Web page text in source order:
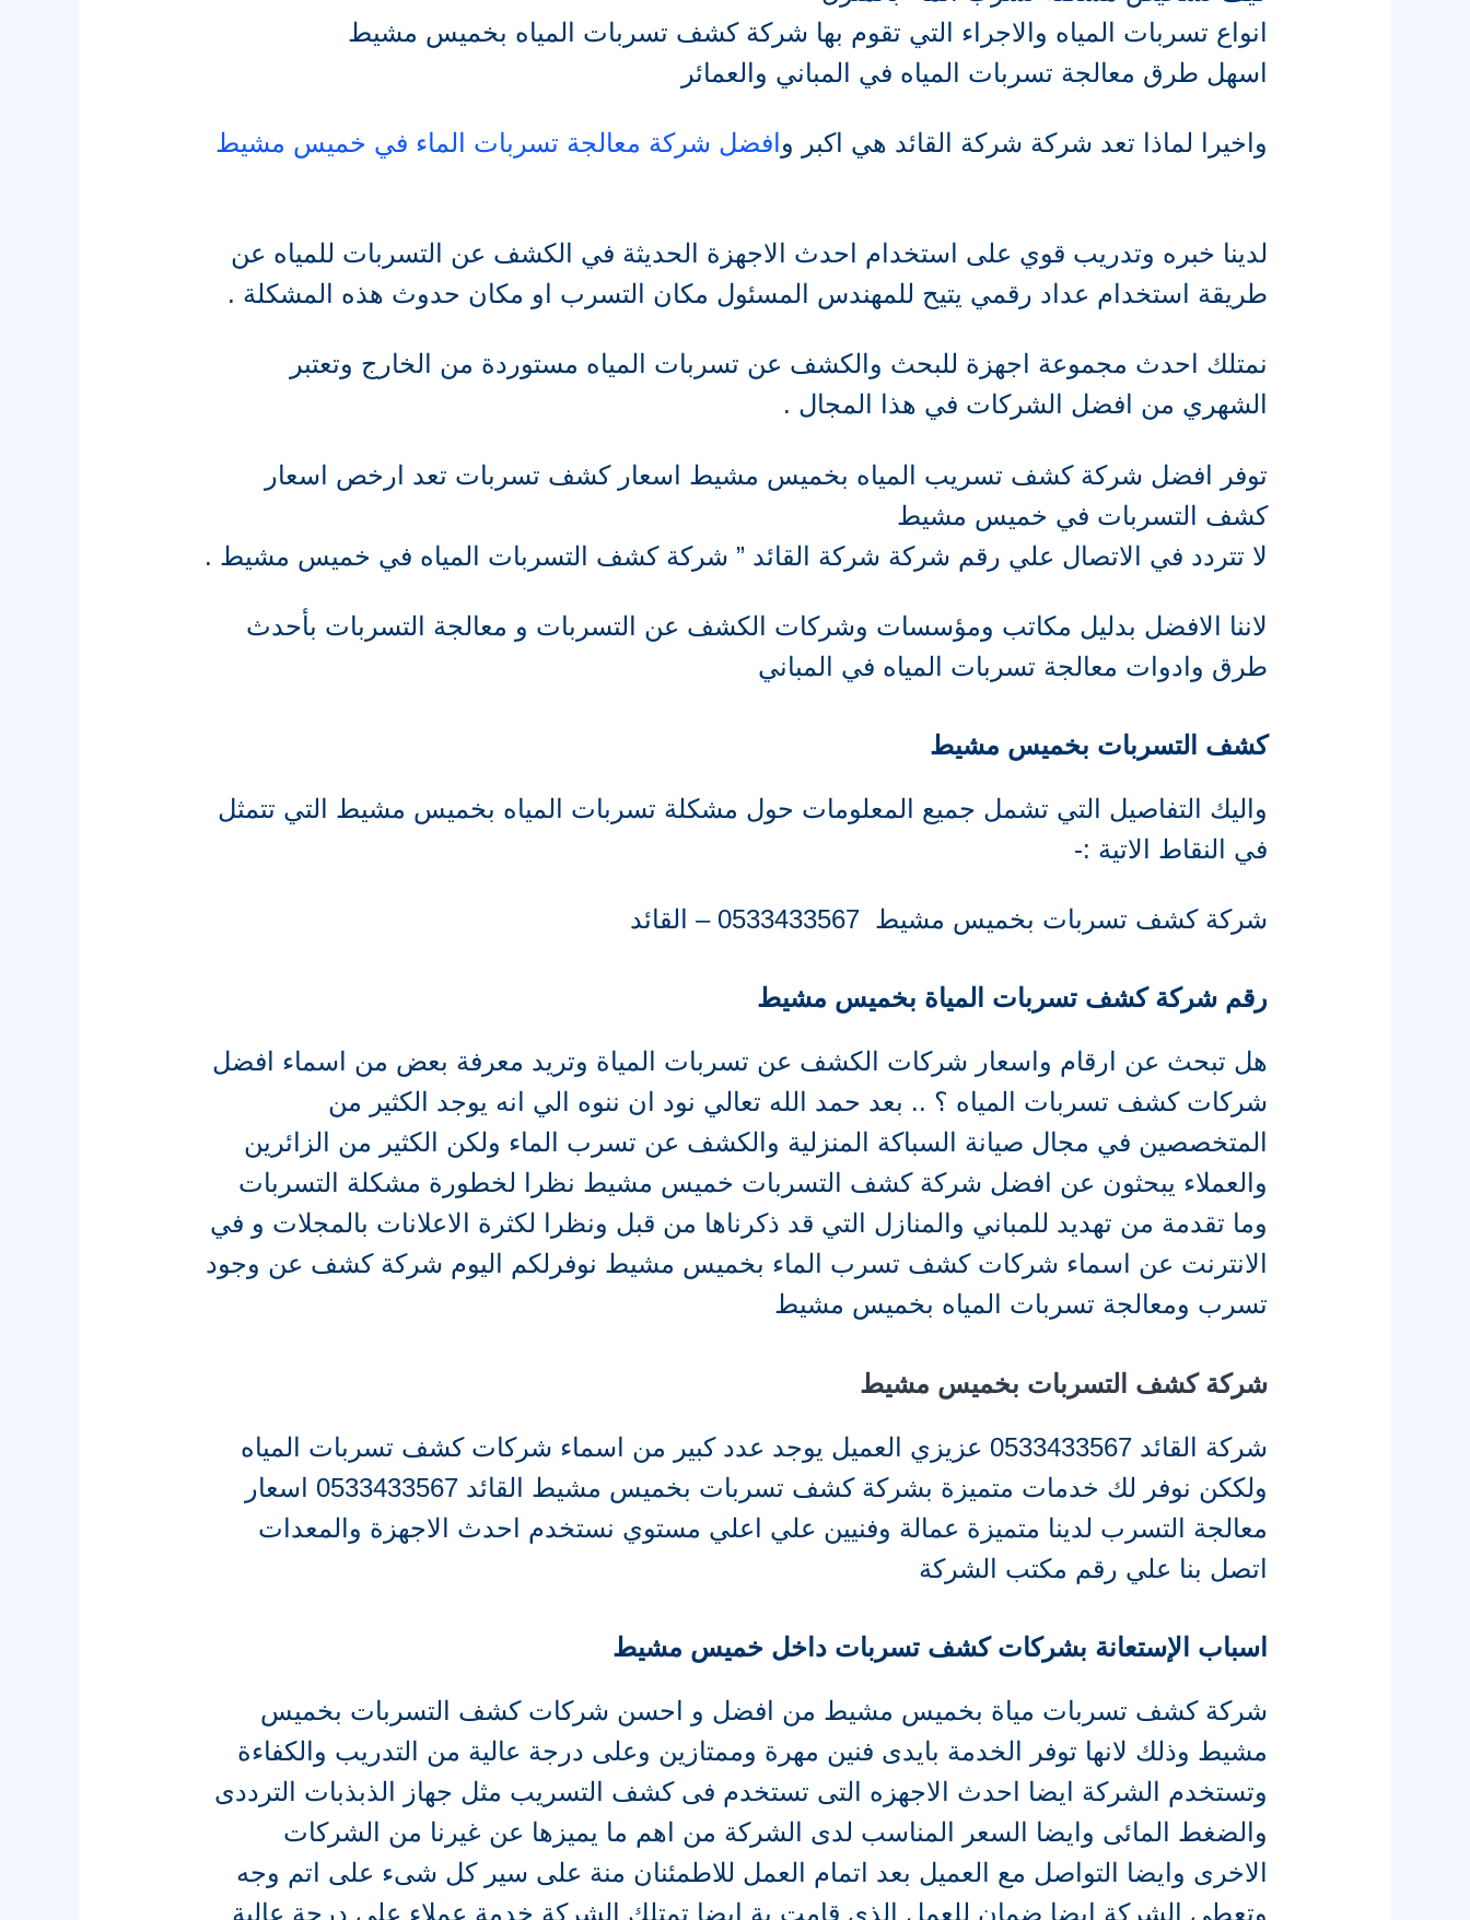
انواع تسربات المياه والاجراء التي تقوم بها شركة كشف تسربات المياه بخميس مشيط
اسهل طرق معالجة تسربات المياه في المباني والعمائر
واخيرا لماذا تعد شركة شركة القائد هي اكبر و افضل شركة معالجة تسربات الماء في خميس مشيط
لدينا خبره وتدريب قوي على استخدام احدث الاجهزة الحديثة في الكشف عن التسربات للمياه عن
طريقة استخدام عداد رقمي يتيح للمهندس المسئول مكان التسرب او مكان حدوث هذه المشكلة .
نمتلك احدث مجموعة اجهزة للبحث والكشف عن تسربات المياه مستوردة من الخارج وتعتبر
الشهري من افضل الشركات في هذا المجال .
توفر افضل شركة كشف تسريب المياه بخميس مشيط اسعار كشف تسربات تعد ارخص اسعار
كشف التسربات في خميس مشيط
لا تتردد في الاتصال علي رقم شركة شركة القائد ” شركة كشف التسربات المياه في خميس مشيط .
لاننا الافضل بدليل مكاتب ومؤسسات وشركات الكشف عن التسربات و معالجة التسربات بأحدث
طرق وادوات معالجة تسربات المياه في المباني
كشف التسربات بخميس مشيط
واليك التفاصيل التي تشمل جميع المعلومات حول مشكلة تسربات المياه بخميس مشيط التي تتمثل
في النقاط الاتية :-
شركة كشف تسربات بخميس مشيط 0533433567 – القائد
رقم شركة كشف تسربات المياة بخميس مشيط
هل تبحث عن ارقام واسعار شركات الكشف عن تسربات المياة وتريد معرفة بعض من اسماء افضل
شركات كشف تسربات المياه ؟ .. بعد حمد الله تعالي نود ان ننوه الي انه يوجد الكثير من
المتخصصين في مجال صيانة السباكة المنزلية والكشف عن تسرب الماء ولكن الكثير من الزائرين
والعملاء يبحثون عن افضل شركة كشف التسربات خميس مشيط نظرا لخطورة مشكلة التسربات
وما تقدمة من تهديد للمباني والمنازل التي قد ذكرناها من قبل ونظرا لكثرة الاعلانات بالمجلات و في
الانترنت عن اسماء شركات كشف تسرب الماء بخميس مشيط نوفرلكم اليوم شركة كشف عن وجود
تسرب ومعالجة تسربات المياه بخميس مشيط
شركة كشف التسربات بخميس مشيط
شركة القائد 0533433567 عزيزي العميل يوجد عدد كبير من اسماء شركات كشف تسربات المياه
ولككن نوفر لك خدمات متميزة بشركة كشف تسربات بخميس مشيط القائد 0533433567 اسعار
معالجة التسرب لدينا متميزة عمالة وفنيين علي اعلي مستوي نستخدم احدث الاجهزة والمعدات
اتصل بنا علي رقم مكتب الشركة
اسباب الإستعانة بشركات كشف تسربات داخل خميس مشيط
شركة كشف تسربات مياة بخميس مشيط من افضل و احسن شركات كشف التسربات بخميس
مشيط وذلك لانها توفر الخدمة بايدى فنين مهرة وممتازين وعلى درجة عالية من التدريب والكفاءة
وتستخدم الشركة ايضا احدث الاجهزه التى تستخدم فى كشف التسريب مثل جهاز الذبذبات الترددى
والضغط المائى وايضا السعر المناسب لدى الشركة من اهم ما يميزها عن غيرنا من الشركات
الاخرى وايضا التواصل مع العميل بعد اتمام العمل للاطمئنان منة على سير كل شىء على اتم وجه
وتعطى الشركة ايضا ضمان للعمل الذى قامت بة ايضا تمتلك الشركة خدمة عملاء على درجة عالية